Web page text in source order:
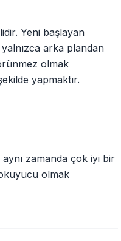
Yeni başlayan
arka plandan
olmak
yapmaktır.
zamanda çok iyi bir
olmak